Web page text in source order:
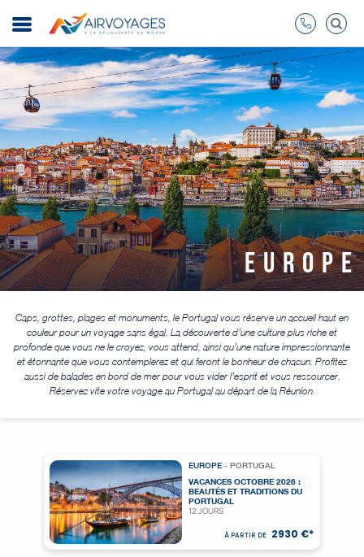
EUROPE
Caps, grottes, plages et monuments, le Portugal vous réserve un accueil haut en
couleur pour un voyage sans égal. La découverte d’une culture plus riche et
profonde que vous ne le croyez, vous attend, ainsi qu’une nature impressionnante
et étonnante que vous contemplerez et qui feront le bonheur de chacun. Profitez
aussi de balades en bord de mer pour vous vider l’esprit et vous ressourcer.
Réservez vite votre voyage au Portugal au départ de la Réunion.
EUROPE - PORTUGAL
VACANCES OCTOBRE 2026 :
BEAUTÉS ET TRADITIONS DU
PORTUGAL
12 JOURS
À PARTIR DE 2930 €*